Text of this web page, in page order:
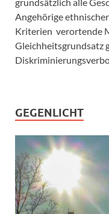
Angehörige
Kriterien verortende
Gleichheitsgrundsatz
GEGENLICHT